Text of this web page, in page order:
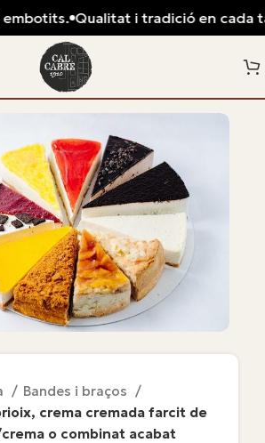
Bandes i braços
crema cremada farcit de
o combinat acabat
Qualitat i tradició en cada